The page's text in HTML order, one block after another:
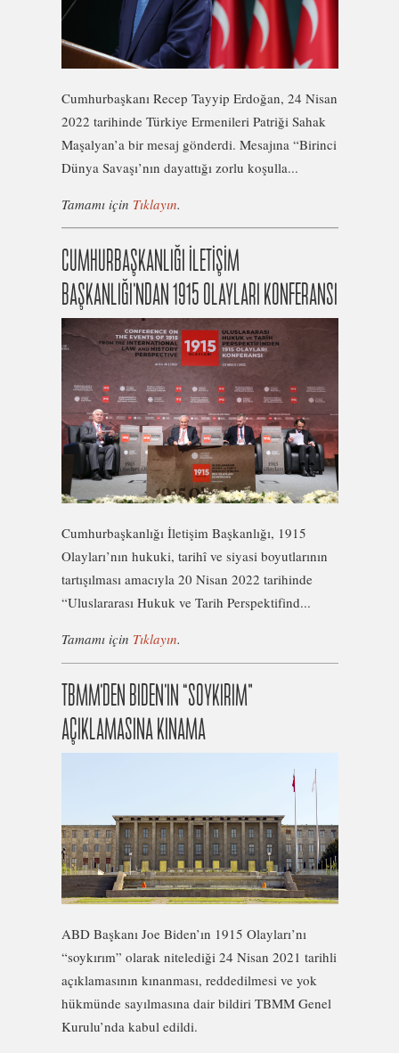
Cumhurbaşkanı Recep Tayyip Erdoğan, 24 Nisan
2022 tarihinde Türkiye Ermenileri Patriği Sahak
Maşalyan’a bir mesaj gönderdi. Mesajına “Birinci
Dünya Savaşı’nın dayattığı zorlu koşulla...
Tamamı için Tıklayın.
CUMHURBAŞKANLIĞI İLETİŞİM
BAŞKANLIĞI’NDAN 1915 OLAYLARI KONFERANSI
Cumhurbaşkanlığı İletişim Başkanlığı, 1915
Olayları’nın hukuki, tarihî ve siyasi boyutlarının
tartışılması amacıyla 20 Nisan 2022 tarihinde
“Uluslararası Hukuk ve Tarih Perspektifind...
Tamamı için Tıklayın.
TBMM’DEN BIDEN’IN “SOYKIRIM”
AÇIKLAMASINA KINAMA
ABD Başkanı Joe Biden’ın 1915 Olayları’nı
“soykırım” olarak nitelediği 24 Nisan 2021 tarihli
açıklamasının kınanması, reddedilmesi ve yok
hükmünde sayılmasına dair bildiri TBMM Genel
Kurulu’nda kabul edildi.